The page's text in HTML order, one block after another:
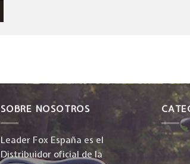
SOBRE NOSOTROS
Leader Fox España es el
Distribuidor oficial de la